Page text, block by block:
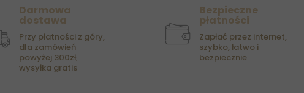
Darmowa
dostawa
Przy płatności z góry,
dla zamówień
powyżej 300zł,
wysyłka gratis
Bezpieczne
płatności
Zapłać przez internet,
szybko, łatwo i
bezpiecznie